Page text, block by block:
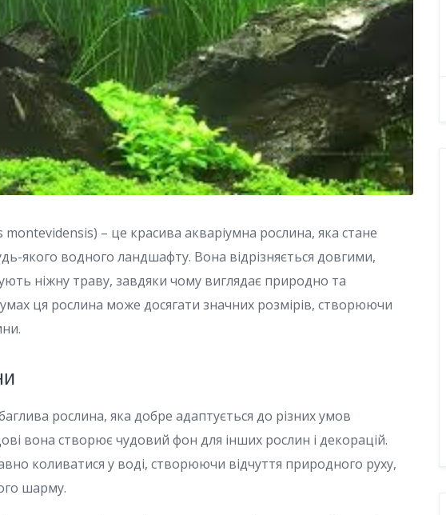
montevidensis) – це красива акваріумна рослина, яка стане
якого водного ландшафту. Вона відрізняється довгими,
ніжну траву, завдяки чому виглядає природно та
ця рослина може досягати значних розмірів, створюючи
рослина, яка добре адаптується до різних умов
вона створює чудовий фон для інших рослин і декорацій.
коливатися у воді, створюючи відчуття природного руху,
шарму.